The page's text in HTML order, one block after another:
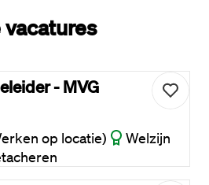
- MVG
op locatie)
Welzijn